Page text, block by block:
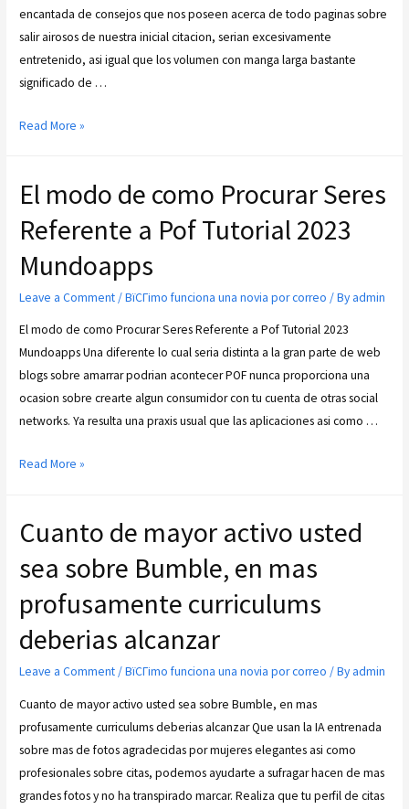
encantada de consejos que nos poseen acerca de todo paginas sobre
salir airosos de nuestra inicial citacion, seri­an excesivamente
entretenido, asi­ igual que los volumen con manga larga bastante
significado de …
Read More »
El modo de como Procurar Seres
Referente a Pof Tutorial 2023
Mundoapps
Leave a Comment/ВїCГіmo funciona una novia por correo / By admin
El modo de como Procurar Seres Referente a Pof Tutorial 2023
Mundoapps Una diferente lo cual seri­a distinta a la gran parte de web
blogs sobre amarrar podri­an acontecer POF nunca proporciona una
ocasion sobre crearte algun consumidor con tu cuenta de otras social
networks. Ya resulta una praxis usual que las aplicaciones asi­ como …
Read More »
Cuanto de mayor activo usted
sea sobre Bumble, en mas
profusamente curriculums
deberias alcanzar
Leave a Comment/ВїCГіmo funciona una novia por correo / By admin
Cuanto de mayor activo usted sea sobre Bumble, en mas
profusamente curriculums deberias alcanzar Que usan la IA entrenada
sobre mas de fotos agradecidas por mujeres elegantes asi­ como
profesionales sobre citas, podemos ayudarte a sufragar hacen de mas
grandes fotos y no ha transpirado marcar. Realiza que tu perfil de citas